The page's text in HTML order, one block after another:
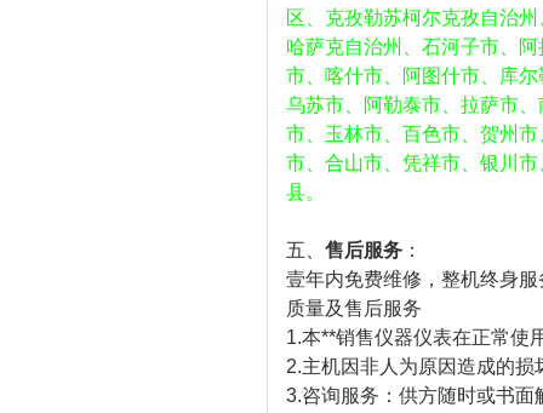
区、克孜勒苏柯尔克孜自治
哈萨克自治州、石河子市、
市、喀什市、阿图什市、库
乌苏市、阿勒泰市、拉萨市
市、玉林市、百色市、贺州
市、合山市、凭祥市、银川
县。
五、 售后服务 ：
壹年内免费维修，整机终身服
质量及售后服务
1.本**销售仪器仪表在正常使
2.主机因非人为原因造成的
3.咨询服务：供方随时或书面